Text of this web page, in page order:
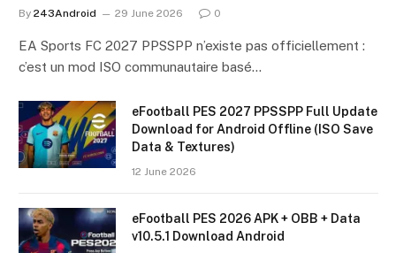
By 243Android 29 June 2026 0
EA Sports FC 2027 PPSSPP n’existe pas officiellement :
c’est un mod ISO communautaire basé…
eFootball PES 2027 PPSSPP Full Update
Download for Android Offline (ISO Save
Data & Textures)
12 June 2026
eFootball PES 2026 APK + OBB + Data
v10.5.1 Download Android